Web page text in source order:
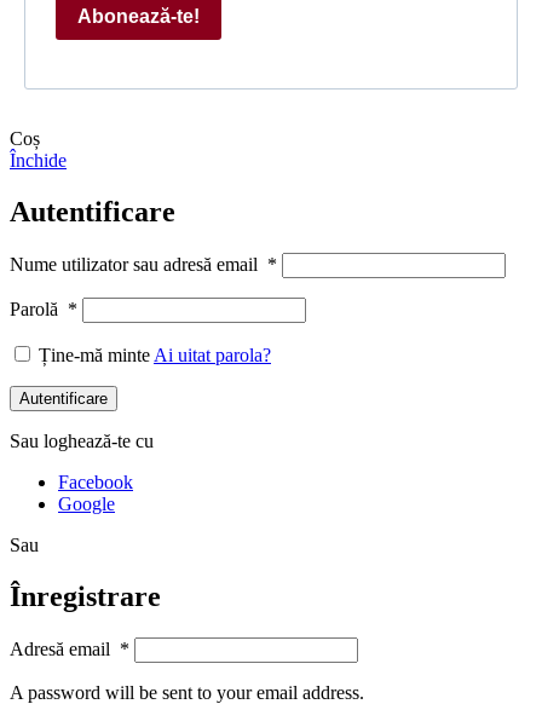
Abonează-te!
Coș
Închide
Autentificare
Nume utilizator sau adresă email *
Parolă *
Ține-mă minte Ai uitat parola?
Autentificare
Sau loghează-te cu
Facebook
Google
Sau
Înregistrare
Adresă email *
A password will be sent to your email address.